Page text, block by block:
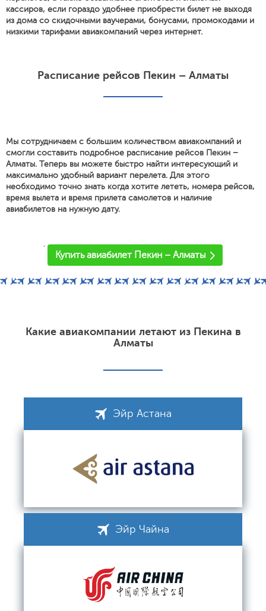
кассиров, если гораздо удобнее приобрести билет не выходя
из дома со скидочными ваучерами, бонусами, промокодами и
низкими тарифами авиакомпаний через интернет.
Расписание рейсов Пекин – Алматы
Мы сотрудничаем с большим количеством авиакомпаний и
смогли составить подробное расписание рейсов Пекин –
Алматы. Теперь вы можете быстро найти интересующий и
максимально удобный вариант перелета. Для этого
необходимо точно знать когда хотите лететь, номера рейсов,
время вылета и время прилета самолетов и наличие
авиабилетов на нужную дату.
'
Купить авиабилет Пекин – Алматы
Какие авиакомпании летают из Пекина в
Алматы
Эйр Астана
Эйр Чайна